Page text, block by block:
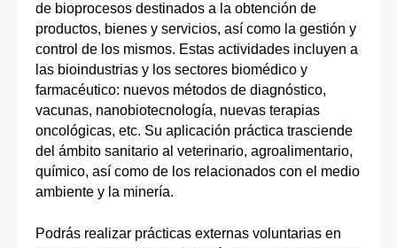
de bioprocesos destinados a la obtención de
productos, bienes y servicios, así como la gestión y
control de los mismos. Estas actividades incluyen a
las bioindustrias y los sectores biomédico y
farmacéutico: nuevos métodos de diagnóstico,
vacunas, nanobiotecnología, nuevas terapias
oncológicas, etc. Su aplicación práctica trasciende
del ámbito sanitario al veterinario, agroalimentario,
químico, así como de los relacionados con el medio
ambiente y la minería.
Podrás realizar prácticas externas voluntarias en